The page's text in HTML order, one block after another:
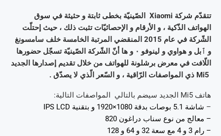
تتقدّم شركة Xiaomi الصّينيّة بخطى ثابتة و حثيثة في سوق
الهواتف الذّكية ، و الأرقام و الإحصائيّات تثبت ذلك ، حيث إحتلّت
الشّركة في عام 2015 المنقضي المرتبة الخامسة خلف سامسونغ
و ٱبل و هواوي و لينوفو ٠ و ها أنّ الشّركة الصّينيّة تسجّل حضورها
اللّافت في معرض برشلونة للهواتف من خلال تقديم إصدارها الجديد
هاتف Mi5 الجديد سيضم بالتالي المواصفات التالية:
– شاشة 5.1 بوصات بدقة 1080×1920 و بتقنية IPS LCD
– معالج من نوع سناب دراغون 820
– رام 3 و 4 مع سعة 32 و 64 و 128